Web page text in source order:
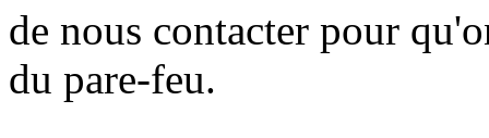
de nous contacter pour
du pare-feu.